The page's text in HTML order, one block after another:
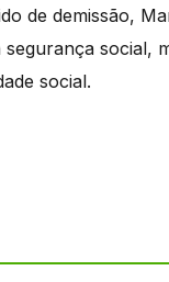
de demissão,
segurança social,
social.